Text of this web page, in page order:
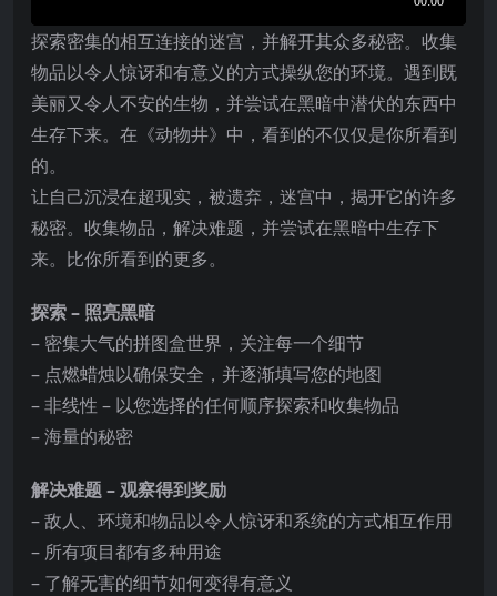
探索密集的相互连接的迷宫，并解开其众多秘密。收集
物品以令人惊讶和有意义的方式操纵您的环境。遇到既
美丽又令人不安的生物，并尝试在黑暗中潜伏的东西中
生存下来。在《动物井》中，看到的不仅仅是你所看到
的。
让自己沉浸在超现实，被遗弃，迷宫中，揭开它的许多
秘密。收集物品，解决难题，并尝试在黑暗中生存下
来。比你所看到的更多。
探索 – 照亮黑暗
– 密集大气的拼图盒世界，关注每一个细节
– 点燃蜡烛以确保安全，并逐渐填写您的地图
– 非线性 – 以您选择的任何顺序探索和收集物品
– 海量的秘密
解决难题 – 观察得到奖励
– 敌人、环境和物品以令人惊讶和系统的方式相互作用
– 所有项目都有多种用途
– 了解无害的细节如何变得有意义